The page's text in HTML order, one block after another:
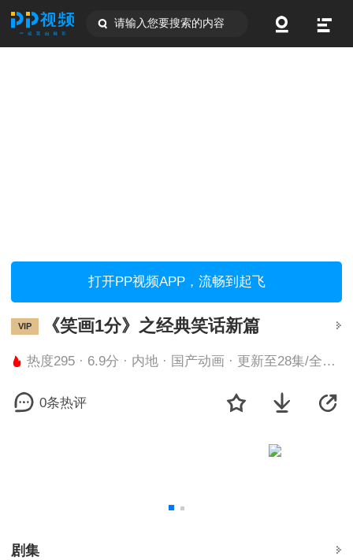
请输入您要搜索的内容
打开PP视频APP，流畅到起飞
VIP 《笑画1分》之经典笑话新篇
热度295 · 6.9分 · 内地 · 国产动画 · 更新至28集/全45集
0条热评
剧集